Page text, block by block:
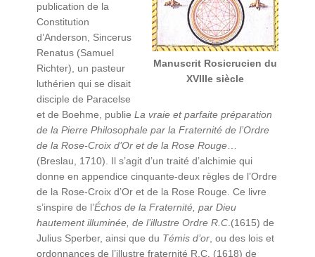
Manuscrit Rosicrucien du
XVIIIe siècle
publication de la
Constitution
d’Anderson, Sincerus
Renatus (Samuel
Richter), un pasteur
luthérien qui se disait
disciple de Paracelse
et de Boehme, publieLa vraie et parfaite préparation
de la Pierre Philosophale par la Fraternité de l’Ordre
de la Rose-Croix d’Or et de la Rose Rouge…
(Breslau, 1710). Il s’agit d’un traité d’alchimie qui
donne en appendice cinquante-deux règles de l’Ordre
de la Rose-Croix d’Or et de la Rose Rouge. Ce livre
s’inspire de l’Échos de la Fraternité, par Dieu
hautement illuminée, de l’illustre Ordre R.C.(1615) de
Julius Sperber, ainsi que du Témis d’or, ou des lois et
ordonnances de l’illustre fraternité R.C. (1618) de